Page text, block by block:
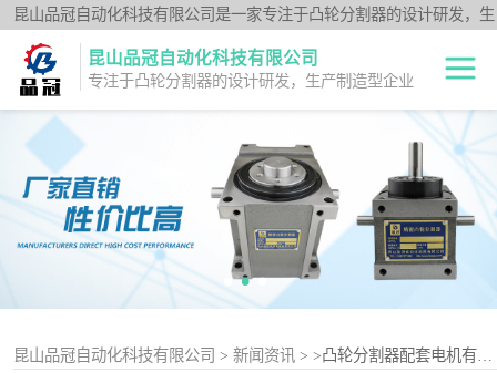
昆山品冠自动化科技有限公司是一家专注于凸轮分割器的设计研发，生
产制造型企业；闽台分割器厂家为客户提供各种高品质的数控转台第四
轴、品冠分割器：法兰型DF系列、法兰中空型DFH系列、平台桌面型
圆柱重负载型Y系列；公司凭借技术优势，可按照客户要求，提供非标
定制服务。
昆山品冠自动化科技有限公司
专注于凸轮分割器的设计研发，生产制造型企业
昆山品冠自动化科技有限公司 > 新闻资讯 > >凸轮分割器配套电机有哪些安装方式
中空旋转平台TH
系列
升降摇摆型FH系
列
重负载滚柱YT系
平板共轭型PU系
列
心轴型DS系列